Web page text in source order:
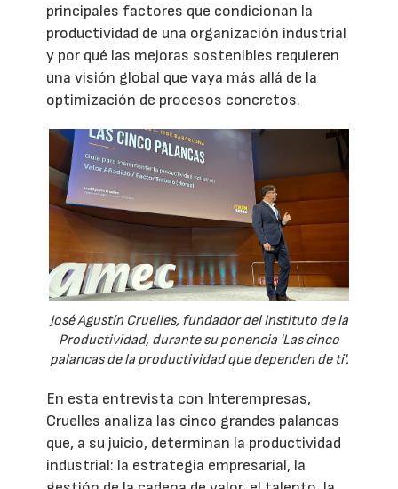
principales factores que condicionan la
productividad de una organización industrial
y por qué las mejoras sostenibles requieren
una visión global que vaya más allá de la
optimización de procesos concretos.
José Agustín Cruelles, fundador del Instituto de la
Productividad, durante su ponencia 'Las cinco
palancas de la productividad que dependen de ti'.
En esta entrevista con Interempresas,
Cruelles analiza las cinco grandes palancas
que, a su juicio, determinan la productividad
industrial: la estrategia empresarial, la